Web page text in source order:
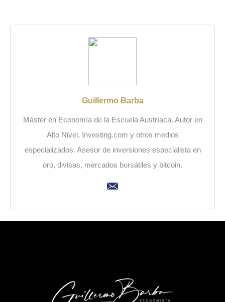
Guillermo Barba
Máster en Economía de la Escuela Austríaca. Autor en
Alto Nivel, Investing.com y otros medios
especializados. Asesor de inversiones especialista en
oro, divisas, mercados bursátiles y bitcoin.